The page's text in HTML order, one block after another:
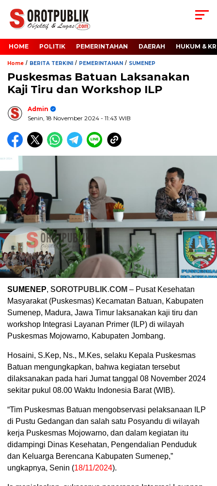
HOME POLITIK PEMERINTAHAN DAERAH HUKUM &
Home / BERITA TERKINI / PEMERINTAHAN / SUMENEP
Puskesmas Batuan Laksanakan
Kaji Tiru dan Workshop ILP
Admin
Senin, 18 November 2024 - 11:43 WIB
SUMENEP, SOROTPUBLIK.COM – Pusat Kesehatan
Masyarakat (Puskesmas) Kecamatan Batuan, Kabupaten
Sumenep, Madura, Jawa Timur laksanakan kaji tiru dan
workshop Integrasi Layanan Primer (ILP) di wilayah
Puskesmas Mojowarno, Kabupaten Jombang.
Hosaini, S.Kep, Ns., M.Kes, selaku Kepala Puskesmas
Batuan mengungkapkan, bahwa kegiatan tersebut
dilaksanakan pada hari Jumat tanggal 08 November 2024
sekitar pukul 08.00 Waktu Indonesia Barat (WIB).
“Tim Puskesmas Batuan mengobservasi pelaksanaan ILP
di Pustu Gedangan dan salah satu Posyandu di wilayah
kerja Puskesmas Mojowarno, dan dalam kegiatan itu
didampingi Dinas Kesehatan, Pengendalian Penduduk
dan Keluarga Berencana Kabupaten Sumenep,”
ungkapnya, Senin (18/11/2024).